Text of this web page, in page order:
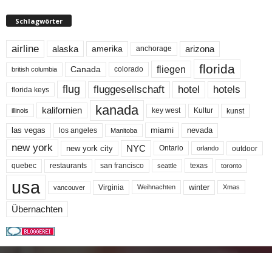
Schlagwörter
airline alaska amerika anchorage arizona
british columbia Canada colorado fliegen florida
florida keys flug fluggesellschaft hotel hotels
illinois kalifornien kanada key west Kultur kunst
las vegas los angeles Manitoba miami nevada
new york new york city NYC Ontario orlando outdoor
quebec restaurants san francisco seattle texas toronto
usa vancouver Virginia Weihnachten winter Xmas
Übernachten